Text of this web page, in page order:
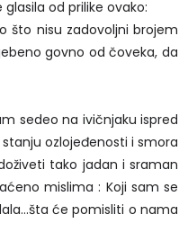
od prilike ovako:
što nisu zadovoljni brojem
govno od čoveka, da
sedeo na ivičnjaku ispred
ozlojeđenosti i smora
tako jadan i sraman
mislima : Koji sam se
će pomisliti o nama